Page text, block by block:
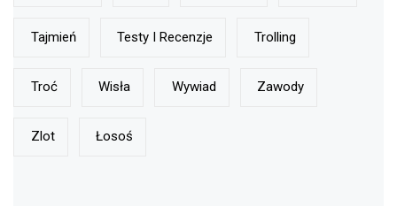
Tajmień Testy I Recenzje Trolling
Troć Wisła Wywiad Zawody
Zlot Łosoś